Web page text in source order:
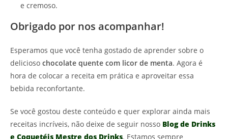
e cremoso.
Obrigado por nos acompanhar!
Esperamos que você tenha gostado de aprender sobre o
delicioso chocolate quente com licor de menta. Agora é
hora de colocar a receita em prática e aproveitar essa
bebida reconfortante.
Se você gostou deste conteúdo e quer explorar ainda mais
receitas incríveis, não deixe de seguir nosso Blog de Drinks
e Coquetéis Mestre dos Drinks. Estamos sempre